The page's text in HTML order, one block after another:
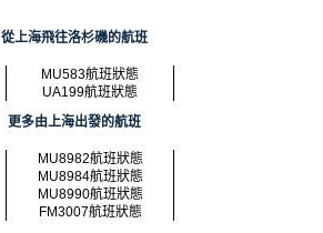
從上海飛往洛杉磯的航班
MU583航班狀態
UA199航班狀態
更多由上海出發的航班
MU8982航班狀態
MU8984航班狀態
MU8990航班狀態
FM3007航班狀態